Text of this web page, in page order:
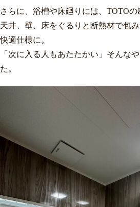
さらに、浴槽や床廻りには、TOTOの
天井、壁、床をぐるりと断熱材で包
快適仕様に。
「次に入る人もあたたかい」そんな
た。